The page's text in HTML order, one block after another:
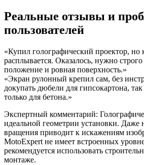
Реальные отзывы и
пользователей
«Купил голографический проектор, но
расплывается. Оказалось, нужно
положение и ровная поверхность.»
«Экран рулонный крепил сам, без
докупать дюбели для гипсокартона,
только для бетона.»
Экспертный комментарий:
идеальной геометрии установки. Даже
вращения приводит к искажениям
MotoExpert не имеет встроенных
рекомендуется использовать
монтаже.